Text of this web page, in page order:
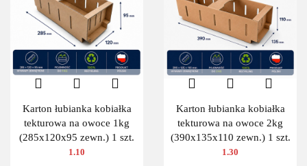
Karton łubianka kobiałka
tekturowa na owoce 1kg
(285x120x95 zewn.) 1 szt.
1.10
Karton łubianka kobiałka
tekturowa na owoce 2kg
(390x135x110 zewn.) 1 szt.
1.30